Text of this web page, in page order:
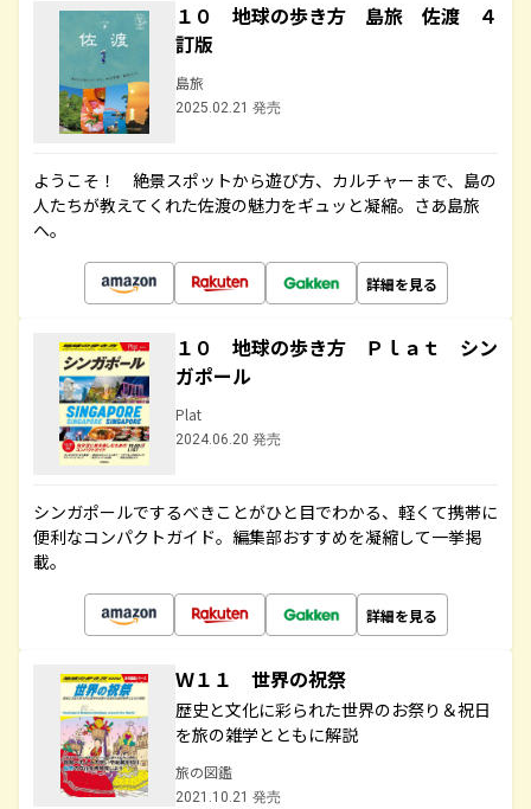
１０ 地球の歩き方 島旅 佐渡 ４
訂版
島旅
2025.02.21 発売
ようこそ！ 絶景スポットから遊び方、カルチャーまで、島の
人たちが教えてくれた佐渡の魅力をギュッと凝縮。さあ島旅
へ。
詳細を見る
１０ 地球の歩き方 Ｐｌａｔ シン
ガポール
Plat
2024.06.20 発売
シンガポールでするべきことがひと目でわかる、軽くて携帯に
便利なコンパクトガイド。編集部おすすめを凝縮して一挙掲
載。
詳細を見る
Ｗ１１ 世界の祝祭
歴史と文化に彩られた世界のお祭り＆祝日
を旅の雑学とともに解説
旅の図鑑
2021.10.21 発売